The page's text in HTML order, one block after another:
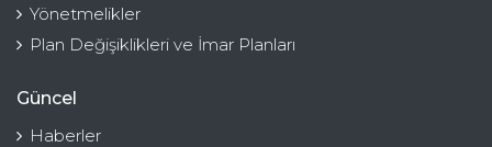
Yönetmelikler
Plan Değişiklikleri ve İmar Planları
Güncel
Haberler